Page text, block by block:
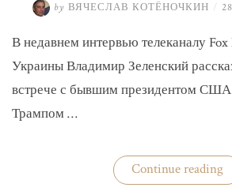
by ВЯЧЕСЛАВ КОТЁНОЧКИН /
В недавнем интервью телеканалу Fox
Украины Владимир Зеленский
встрече с бывшим президентом
Трампом …
Continue reading